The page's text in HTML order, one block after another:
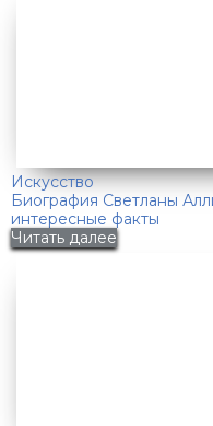
Искусство
Биография Светланы
интересные факты
Читать далее